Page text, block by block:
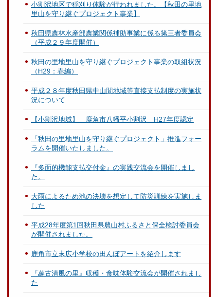
小割沢地区で稲刈り体験が行われました。【秋田の里地
里山を守り継ぐプロジェクト事業】
秋田県農林水産部農業関係補助事業に係る第三者委員会
（平成２９年度開催）
秋田の里地里山を守り継ぐプロジェクト事業の取組状況
（H29：春編）
平成２８年度秋田県中山間地域等直接支払制度の実施状
況について
【小割沢地域】 鹿角市八幡平小割沢 H27年度認定
「秋田の里地里山を守り継ぐプロジェクト」推進フォー
ラムを開催いたしました。
『多面的機能支払交付金』の実践交流会を開催しまし
た。
大雨によるため池の決壊を想定して防災訓練を実施しま
した
平成28年度第1回秋田県農山村ふるさと保全検討委員会
が開催されました。
鹿角市立末広小学校の田んぼアートを紹介します
『萬古清風の里』収穫・食味体験交流会が開催されまし
た